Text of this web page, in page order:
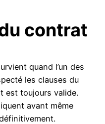
contrat
quand l’un des
les clauses du
est toujours valide.
avant même